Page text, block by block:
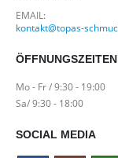
EMAIL:
kontakt@topas-
ÖFFNUNGSZEITEN
Mo - Fr / 9:30 - 19:00
Sa/ 9:30 - 18:00
SOCIAL MEDIA